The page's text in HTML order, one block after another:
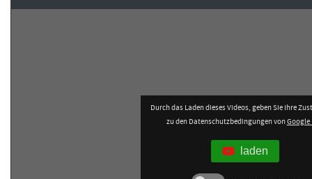
Durch das Laden dieses Videos, geben Sie Ihre
zu den Datenschutzbedingungen vonGoogle
laden